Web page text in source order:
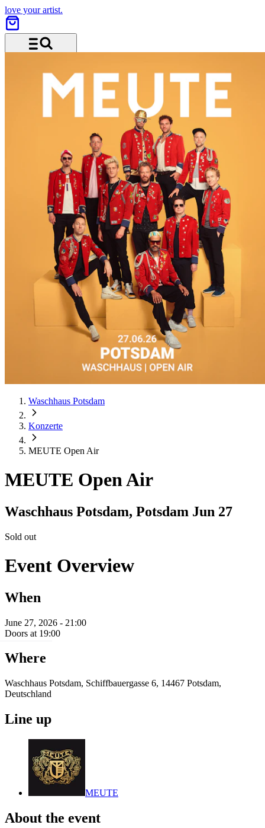
love your artist.
Waschhaus Potsdam
Konzerte
MEUTE Open Air
MEUTE Open Air
Waschhaus Potsdam, Potsdam Jun 27
Sold out
Event Overview
When
June 27, 2026 - 21:00
Doors at 19:00
Where
Waschhaus Potsdam, Schiffbauergasse 6, 14467 Potsdam,
Deutschland
Line up
MEUTE
About the event